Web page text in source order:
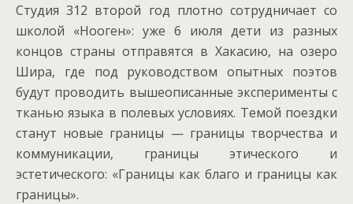
Студия 312 второй год плотно сотрудничает со
школой «Нооген»: уже 6 июля дети из разных
концов страны отправятся в Хакасию, на озеро
Шира, где под руководством опытных поэтов
будут проводить вышеописанные эксперименты с
тканью языка в полевых условиях. Темой поездки
станут новые границы — границы творчества и
коммуникации, границы этического и
эстетического: «Границы как благо и границы как
границы».